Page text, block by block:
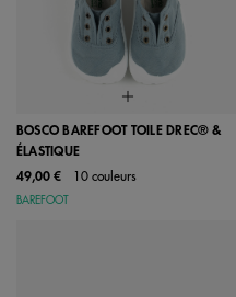
BOSCO BAREFOOT TOILE DREC® &
ÉLASTIQUE
49,00 €
10 couleurs
BAREFOOT